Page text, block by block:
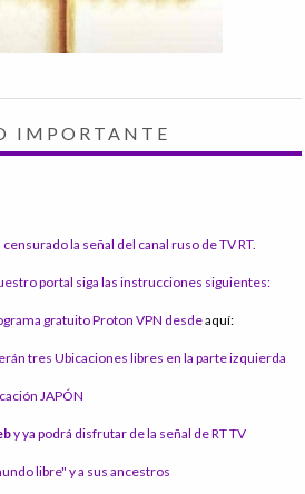
IMPORTANTE
la señal del canal ruso de TV RT.
portal siga las instrucciones siguientes:
gratuito Proton VPN desdeaquí:
tres Ubicaciones libres en la parte izquierda
JAPÓN
y ya podrá disfrutar de la señal de RT TV
libre" y a sus ancestros